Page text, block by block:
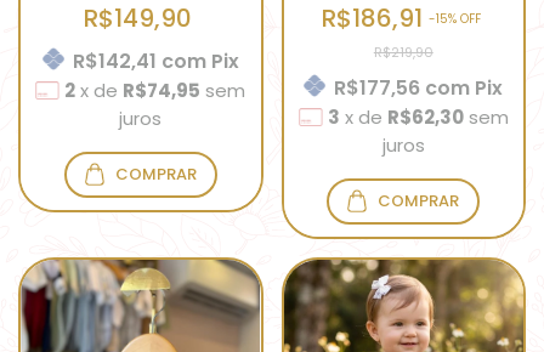
R$149,90
R$142,41 com Pix
2 x de R$74,95 sem
juros
COMPRAR
R$186,91 -15% OFF
R$219,90
R$177,56 com Pix
3 x de R$62,30 sem
juros
COMPRAR